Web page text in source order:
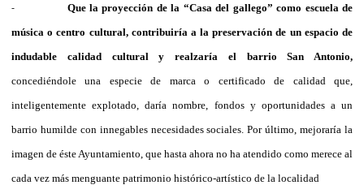
-
Que la proyección de la “Casa del gallego” como escuela de
música o centro cultural, contribuiría a la preservación de un espacio de
indudable calidad cultural y realzaría el barrio San Antonio,
concediéndole una especie de marca o certificado de calidad que,
inteligentemente explotado, daría nombre, fondos y oportunidades a un
barrio humilde con innegables necesidades sociales. Por último, mejoraría la
imagen de éste Ayuntamiento, que hasta ahora no ha atendido como merece al
cada vez más menguante patrimonio histórico-artístico de la localidad